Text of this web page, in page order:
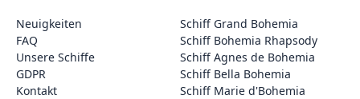
Neuigkeiten
FAQ
Unsere Schiffe
GDPR
Kontakt
Schiff Grand Bohemia
Schiff Bohemia Rhapsody
Schiff Agnes de Bohemia
Schiff Bella Bohemia
Schiff Marie d'Bohemia